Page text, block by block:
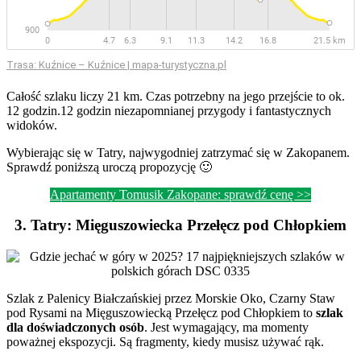
Trasa: Kuźnice – Kuźnice | mapa-turystyczna.pl
Całość szlaku liczy 21 km. Czas potrzebny na jego przejście to ok.
12 godzin.12 godzin niezapomnianej przygody i fantastycznych
widoków.
Wybierając się w Tatry, najwygodniej zatrzymać się w Zakopanem.
Sprawdź poniższą uroczą propozycję 🙂
Apartamenty Tomusik Zakopane: sprawdź cenę >>
3. Tatry: Mięguszowiecka Przełęcz pod Chłopkiem
Szlak z Palenicy Białczańskiej przez Morskie Oko, Czarny Staw
pod Rysami na Mięguszowiecką Przełęcz pod Chłopkiem to szlak
dla doświadczonych osób. Jest wymagający, ma momenty
poważnej ekspozycji. Są fragmenty, kiedy musisz używać rąk.